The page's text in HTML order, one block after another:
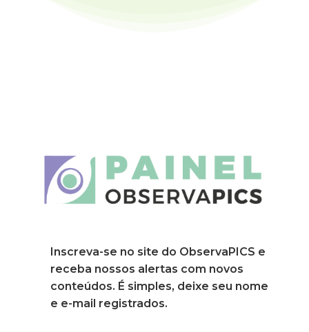
Inscreva-se no site do ObservaPICS e
receba nossos alertas com novos
conteúdos. É simples, deixe seu nome
e e-mail registrados.